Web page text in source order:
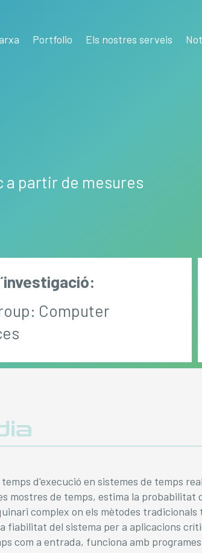
Portfolio Els nostres serveis
a partir de mesures
Computer
d'execució en sistemes de temps
mostres de temps, estima la probabilitat
complex on els mètodes tradicionals
fiabilitat del sistema per a aplicacions
com a entrada, funciona amb